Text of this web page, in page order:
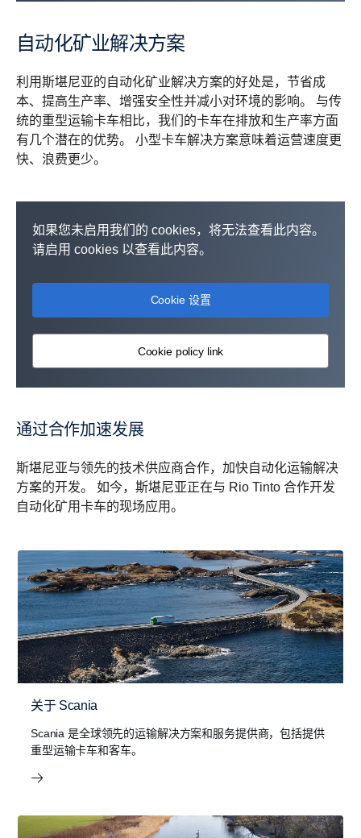
自动化矿业解决方案
利用斯堪尼亚的自动化矿业解决方案的好处是，节省成
本、提高生产率、增强安全性并减小对环境的影响。 与传
统的重型运输卡车相比，我们的卡车在排放和生产率方面
有几个潜在的优势。 小型卡车解决方案意味着运营速度更
快、浪费更少。
如果您未启用我们的 cookies，将无法查看此内容。
请启用 cookies 以查看此内容。
Cookie 设置
Cookie policy link
通过合作加速发展
斯堪尼亚与领先的技术供应商合作，加快自动化运输解决
方案的开发。 如今，斯堪尼亚正在与 Rio Tinto 合作开发
自动化矿用卡车的现场应用。
关于 Scania
Scania 是全球领先的运输解决方案和服务提供商，包括提供
重型运输卡车和客车。